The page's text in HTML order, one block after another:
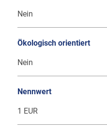
Nein
Ökologisch orientiert
Nein
Nennwert
1 EUR